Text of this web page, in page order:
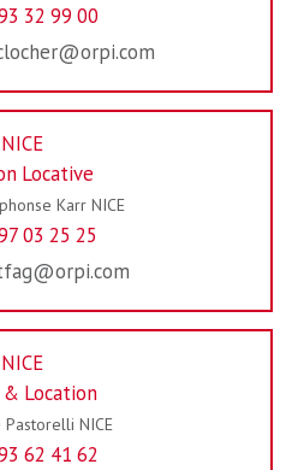
32 99 00
NICE
Locative
Karr NICE
03 25 25
NICE
Location
Pastorelli NICE
62 41 62